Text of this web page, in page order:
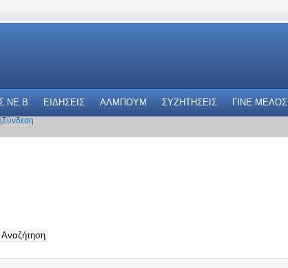
NE.B ΕΙΔΗΣΕΙΣ ΑΛΜΠΟΥΜ ΣΥΖΗΤΗΣΕΙΣ ΓΙΝΕ ΜΕΛΟΣ
Σύνδεση